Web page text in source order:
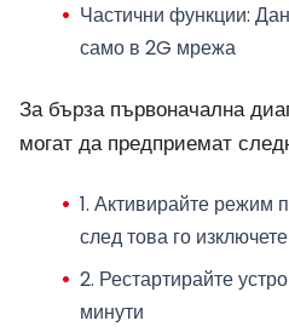
Частични функции:
само в 2G мрежа
За бърза първоначална
могат да предприемат
1. Активирайте режим
след това го изключете
2. Рестартирайте
минути